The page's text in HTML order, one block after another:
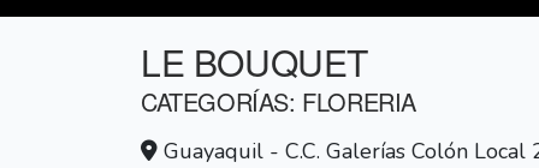
LE BOUQUET
CATEGORÍAS: FLORERIA
Guayaquil - C.C. Galerías Colón Local